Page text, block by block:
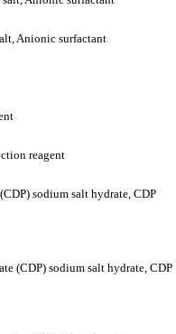
Anionic surfactant
reagent
sodium salt hydrate, CDP
(CDP) sodium salt hydrate, CDP